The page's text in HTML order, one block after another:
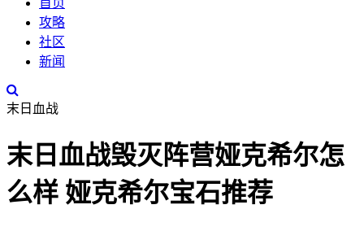
首页
攻略
社区
新闻
末日血战
末日血战毁灭阵营娅克希尔怎
么样 娅克希尔宝石推荐